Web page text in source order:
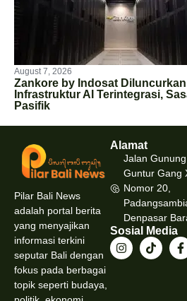
August 7, 2026
Zankore by Indosat
Infrastruktur AI Terintegrasi,
Pasifik
Pilar Bali News
adalah portal berita
yang menyajikan
informasi terkini
seputar Bali dengan
fokus pada berbagai
topik seperti budaya,
Alamat
Jalan Gunung
Guntur Gang
Nomor 20,
Denpasar
Sosial Media